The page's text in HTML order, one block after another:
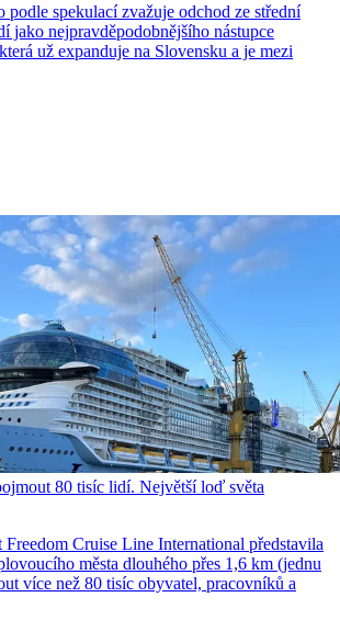
podle spekulací zvažuje odchod ze střední
jako nejpravděpodobnějšího nástupce
už expanduje na Slovensku a je mezi
80 tisíc lidí. Největší loď světa
Freedom Cruise Line International představila
města dlouhého přes 1,6 km (jednu
více než 80 tisíc obyvatel, pracovníků a